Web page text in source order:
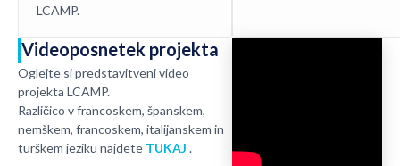
LCAMP.
Videoposnetek projekta
Oglejte si predstavitveni video
projekta LCAMP.
Različico v francoskem, španskem,
nemškem, francoskem, italijanskem in
turškem jeziku najdete TUKAJ .